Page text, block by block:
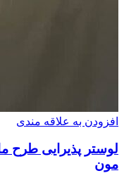
افزودن به علاقه مندی
مون